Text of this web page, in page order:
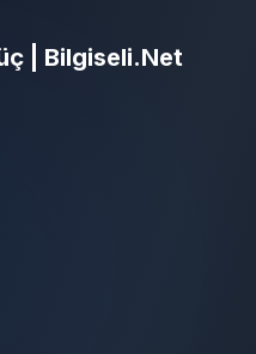
| Bilgiseli.Net